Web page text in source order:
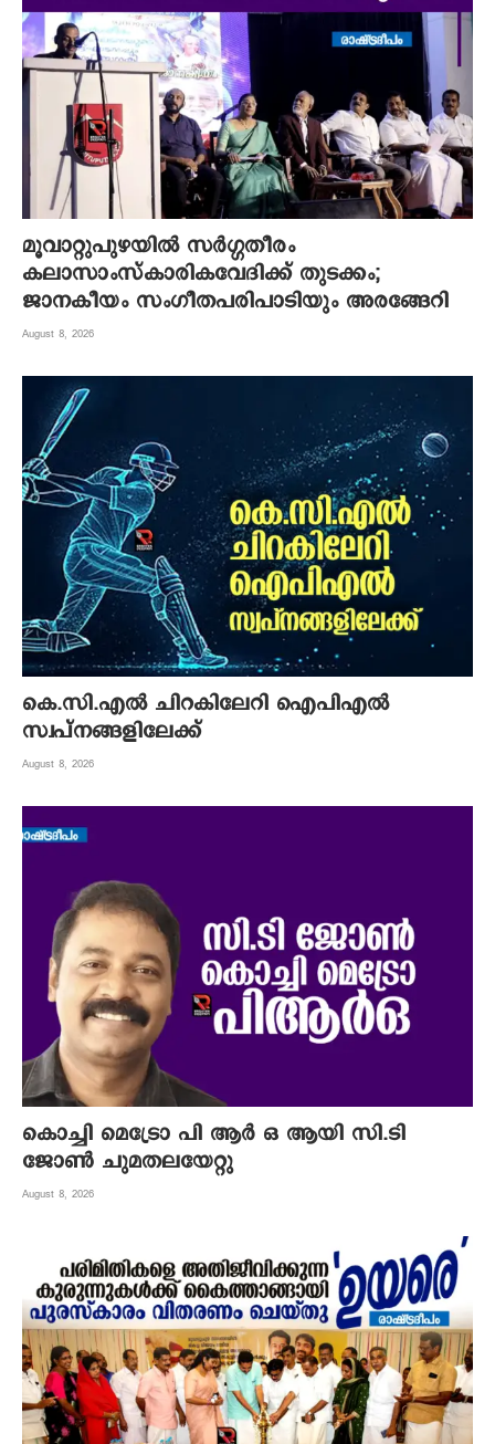
മൂവാറ്റുപുഴയില്‍ സര്‍ഗ്ഗതീരം
കലാസാംസ്‌കാരികവേദിക്ക് തുടക്കം;
ജാനകീയം സംഗീതപരിപാടിയും അരങ്ങേറി
August 8, 2026
കെ.സി.എല്‍ ചിറകിലേറി ഐപിഎല്‍
സ്വപ്നങ്ങളിലേക്ക്
August 8, 2026
കൊച്ചി മെട്രോ പി ആര്‍ ഒ ആയി സി.ടി
ജോണ്‍ ചുമതലയേറ്റു
August 8, 2026